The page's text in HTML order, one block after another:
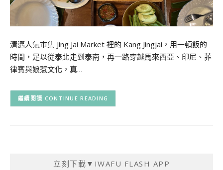
清邁人氣市集 Jing Jai Market 裡的 Kang Jingjai，用一頓飯的
時間，足以從泰北走到泰南，再一路穿越馬來西亞、印尼、菲
律賓與娘惹文化，真…
CONTINUE READING
立刻下載▼IWAFU FLASH APP